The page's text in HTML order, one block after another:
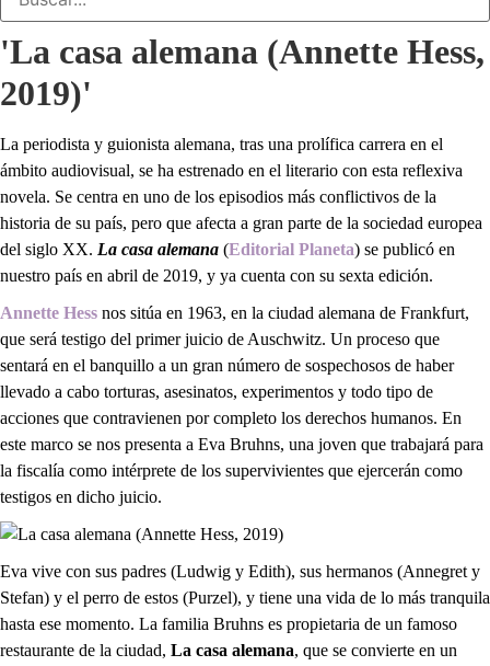
'La casa alemana (Annette Hess,
2019)'
La periodista y guionista alemana, tras una prolífica carrera en el
ámbito audiovisual, se ha estrenado en el literario con esta reflexiva
novela. Se centra en uno de los episodios más conflictivos de la
historia de su país, pero que afecta a gran parte de la sociedad europea
del siglo XX. La casa alemana (Editorial Planeta) se publicó en
nuestro país en abril de 2019, y ya cuenta con su sexta edición.
Annette Hess nos sitúa en 1963, en la ciudad alemana de Frankfurt,
que será testigo del primer juicio de Auschwitz. Un proceso que
sentará en el banquillo a un gran número de sospechosos de haber
llevado a cabo torturas, asesinatos, experimentos y todo tipo de
acciones que contravienen por completo los derechos humanos. En
este marco se nos presenta a Eva Bruhns, una joven que trabajará para
la fiscalía como intérprete de los supervivientes que ejercerán como
testigos en dicho juicio.
Eva vive con sus padres (Ludwig y Edith), sus hermanos (Annegret y
Stefan) y el perro de estos (Purzel), y tiene una vida de lo más tranquila
hasta ese momento. La familia Bruhns es propietaria de un famoso
restaurante de la ciudad, La casa alemana, que se convierte en un